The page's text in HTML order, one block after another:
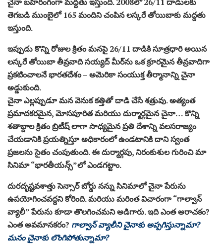
తెగబడి ముంబైలో 165 మందిని చంపిన లస్కరే తోయిబాకు మద్దతు
ఇస్తుంది.
ఇప్పుడు కొన్ని రోజుల క్రితం మనపై 26/11 దాడికి సూత్రధారి అయిన
లస్కరే తోయిబా తీవ్రవాది సయ్యద్ మీర్‌ను ఒక క్రూరమైన తీవ్రవాదిగా
ప్రకటించాలనే భారతదేశం – అమెరికా సంయుక్త తీర్మానాన్ని చైనా
అడ్డుకుంది.
చైనా ఎల్లప్పుడూ మన వెనుక కత్తితో దాడి చేసే శత్రువు. అత్యంత
ప్రమాదకరమైన, మోసపూరిత మరియు దుర్మార్గమైన చైనా… కొన్ని
శతాబ్దాల క్రితం బ్రిటీష్ లాగా సాధ్యమైన ప్రతి దేశాన్ని వలసరాజ్యం
చేయడానికి ప్రయత్నిస్తూ అధికారంలో ఉండటానికి దాని స్వంత
ప్రజలను సైతం చంపుతుంది. ఈ దుర్మార్గపు, నిరంకుశుల గురించి మా
సినిమా “భారతీయన్స్”లో ఎండగట్టాం.
దురదృష్టవశాత్తు సెన్సార్ బోర్డు నన్ను సినిమాలో చైనా పేరును
ఉపయోగించవద్దని కోరింది. మరియు మరింత విచారంగా “గాల్వాన్
వ్యాలీ” పేరును కూడా తొలగించమని అడిగారు. ఇది ఎంత అరాచకం?
ఎంత అవమానకరం? గాల్వాన్ వ్యాలీని చైనాకు అప్పగిస్తున్నామా?
మనం చైనాకు లొంగిపోతున్నామా?